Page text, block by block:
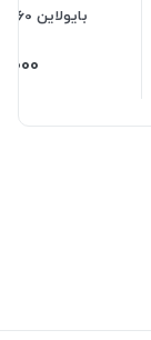
بایولاین 60 سانتی